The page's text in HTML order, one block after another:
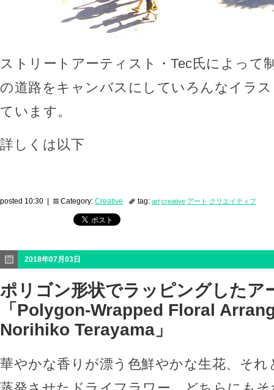
ストリートアーティスト・Tec氏によって
の道路をキャンバスにしていろんなイラ
ています。
詳しくは以下
posted 10:30 | Category: Creative tag: art creative アート クリエイティブ
2018年07月03日
ポリゴン形状でラッピングしたア
「Polygon-Wrapped Floral
Norihiko Terayama」
華やかな香りが漂う色鮮やかな生花、それ